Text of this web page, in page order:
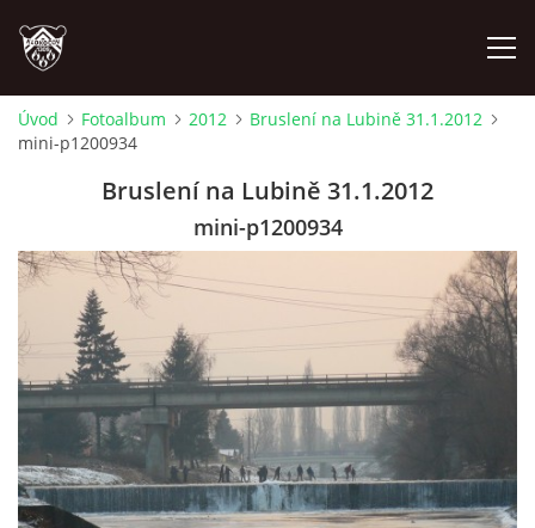
ÚVOD
PROBĚHLÉ AKCE
NOVINKY
FOTOALBUM
VIDEA
Úvod Fotoalbum 2012
Bruslení na Lubině 31.1.2012
mini-p1200934
Bruslení na Lubině 31.1.2012
mini-p1200934